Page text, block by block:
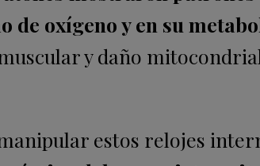
de oxígeno y en su
y daño
estos relojes